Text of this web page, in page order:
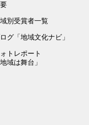
別受賞者一覧
グ「地域文化ナビ」
トレポート
地域は舞台」